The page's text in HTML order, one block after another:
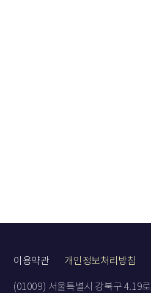
이용약관 개인정보처리방침
(01009) 서울특별시 강북구 4.19